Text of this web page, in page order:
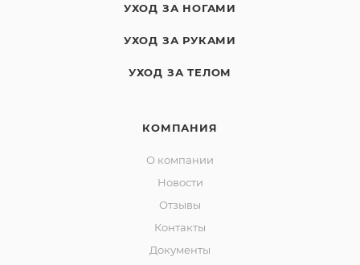
УХОД ЗА НОГАМИ
УХОД ЗА РУКАМИ
УХОД ЗА ТЕЛОМ
КОМПАНИЯ
О компании
Новости
Отзывы
Контакты
Документы